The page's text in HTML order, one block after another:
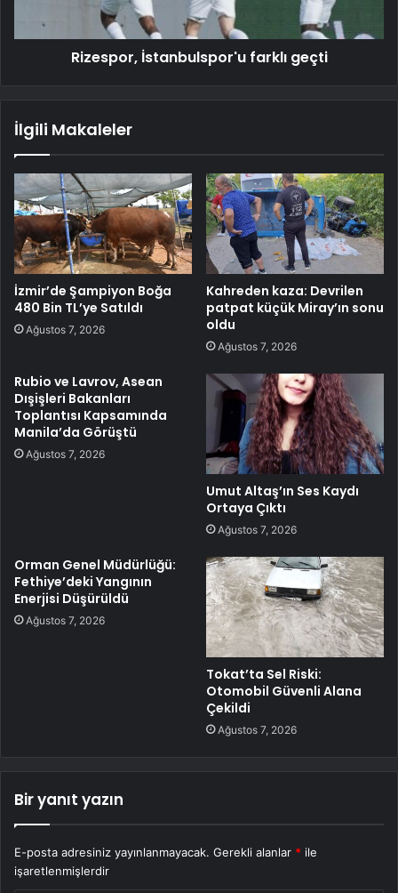
Rizespor, İstanbulspor'u farklı geçti
İlgili Makaleler
İzmir’de Şampiyon Boğa
480 Bin TL’ye Satıldı
Ağustos 7, 2026
Kahreden kaza: Devrilen
patpat küçük Miray’ın sonu
oldu
Ağustos 7, 2026
Rubio ve Lavrov, Asean
Dışişleri Bakanları
Toplantısı Kapsamında
Manila’da Görüştü
Ağustos 7, 2026
Umut Altaş’ın Ses Kaydı
Ortaya Çıktı
Ağustos 7, 2026
Orman Genel Müdürlüğü:
Fethiye’deki Yangının
Enerjisi Düşürüldü
Ağustos 7, 2026
Tokat’ta Sel Riski:
Otomobil Güvenli Alana
Çekildi
Ağustos 7, 2026
Bir yanıt yazın
E-posta adresiniz yayınlanmayacak. Gerekli alanlar * ile
işaretlenmişlerdir